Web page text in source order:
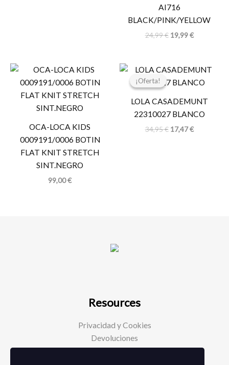
AI716
BLACK/PINK/YELLOW
24,99€ 19,99€
OCA-LOCA KIDS
0009191/0006 BOTIN
FLAT KNIT STRETCH
SINT.NEGRO
99,00€
¡Oferta!
¡Oferta!
LOLA CASADEMUNT
22310027 BLANCO
34,95€
El
original
34,95 €.
17,47€
El
actual
17,47 €.
Resources
Privacidad y Cookies
Devoluciones